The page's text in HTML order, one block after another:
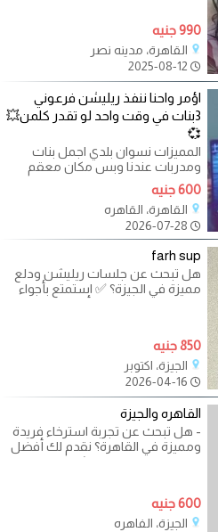
990 جنيه
القاهرة، مدينه نصر
اؤمر واحنا ننفذ ريليشن فرعوني
3بنات في وقت واحد لو تقدر كلمن💥
💞
المميزات نسوان بلدي اجمل بنات
ومدربات عندنا وبس مكان معقم
ونظيف جميع الجلسات متاحه الدفع
بعد
600 جنيه
القاهرة، القاهره
farh sup
هل تبحث عن جلسات ريليشن ودلع
مميزة في الجيزة؟ ✅ استمتع بأجواء
850 جنيه
الجيزة، اكتوبر
القاهره والجيزة
- هل تبحث عن تجربة استرخاء فريدة
ومميزة في القاهرة؟ نقدم لك أفضل
محترفات المساج ريلاشن في مدينة
600 جنيه
الجيزة، الفاهره